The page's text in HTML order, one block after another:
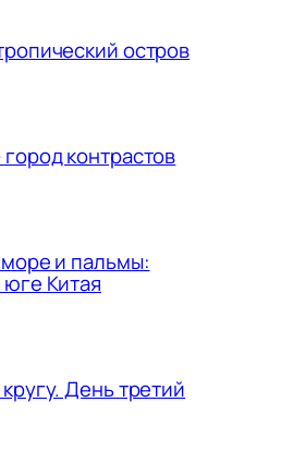
остров
контрастов
и пальмы:
Китая
День третий